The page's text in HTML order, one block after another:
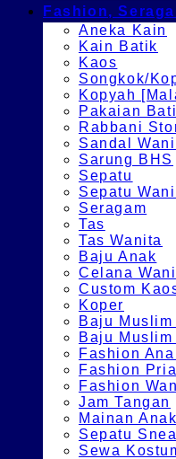
Fashion,
Aneka Kain
Kain Batik
Kaos
Songkok/
Kopyah
Pakaian
Rabbani
Sandal
Sarung BHS
Sepatu
Sepatu
Seragam
Tas
Tas Wanita
Baju Anak
Celana
Custom
Koper
Baju Muslim
Baju Muslim
Fashion
Fashion Pria
Fashion
Jam Tangan
Mainan Anak
Sepatu
Sewa